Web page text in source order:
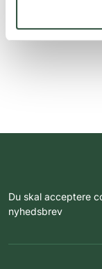
Du skal acceptere
nyhedsbrev